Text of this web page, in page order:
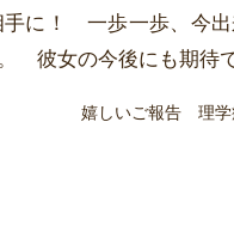
に！ 一歩一歩、今
彼女の今後にも期待
嬉しいご報告 理